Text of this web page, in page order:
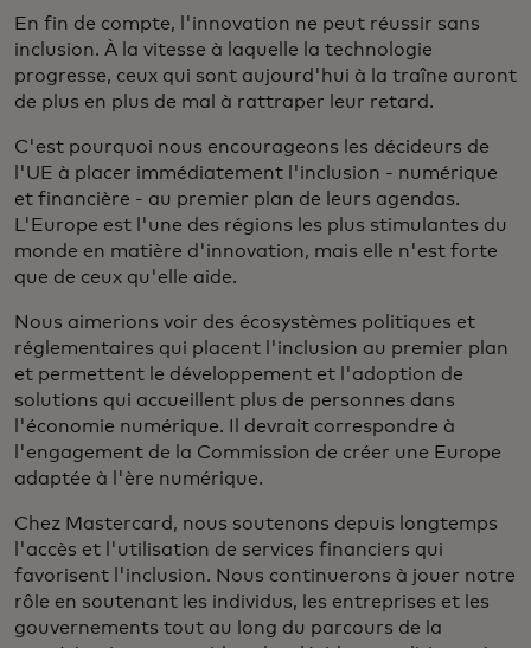
En fin de compte, l'innovation ne peut réussir sans
inclusion. À la vitesse à laquelle la technologie
progresse, ceux qui sont aujourd'hui à la traîne auront
de plus en plus de mal à rattraper leur retard.
C'est pourquoi nous encourageons les décideurs de
l'UE à placer immédiatement l'inclusion - numérique
et financière - au premier plan de leurs agendas.
L'Europe est l'une des régions les plus stimulantes du
monde en matière d'innovation, mais elle n'est forte
que de ceux qu'elle aide.
Nous aimerions voir des écosystèmes politiques et
réglementaires qui placent l'inclusion au premier plan
et permettent le développement et l'adoption de
solutions qui accueillent plus de personnes dans
l'économie numérique. Il devrait correspondre à
l'engagement de la Commission de créer une Europe
adaptée à l'ère numérique.
Chez Mastercard, nous soutenons depuis longtemps
l'accès et l'utilisation de services financiers qui
favorisent l'inclusion. Nous continuerons à jouer notre
rôle en soutenant les individus, les entreprises et les
gouvernements tout au long du parcours de la